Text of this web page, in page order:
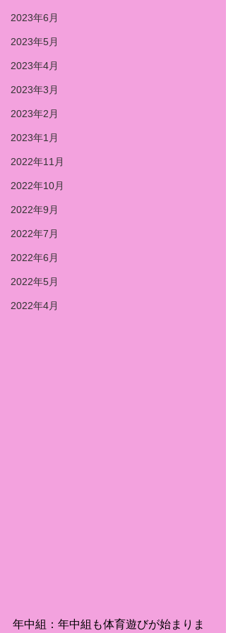
2023年6月
2023年5月
2023年4月
2023年3月
2023年2月
2023年1月
2022年11月
2022年10月
2022年9月
2022年7月
2022年6月
2022年5月
2022年4月
年中組：年中組も体育遊びが始まりま